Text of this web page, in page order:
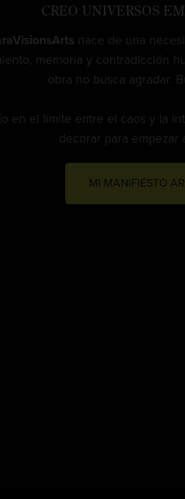
CREO UNIVERSOS
nace de una
memoria y contradicción
obra no busca agradar.
en el límite entre el caos y la
decorar para empezar
MI MANIFIESTO